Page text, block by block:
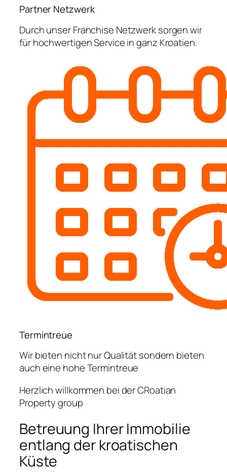
Partner Netzwerk
Durch unser Franchise Netzwerk sorgen wir
für hochwertigen Service in ganz Kroatien.
Termintreue
Wir bieten nicht nur Qualität sondern bieten
auch eine hohe Termintreue
Herzlich willkommen bei der CRoatian
Property group
Betreuung Ihrer Immobilie
entlang der kroatischen
Küste